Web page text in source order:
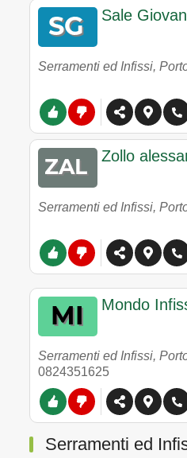
Sale
Serramenti ed Infissi,
Zollo
Serramenti ed Infissi,
Mondo
Serramenti ed Infissi,
0824351625
Serramenti ed